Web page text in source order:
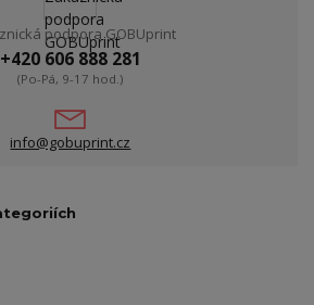
podpora GOBUprint
+420 606 888 281
(Po-Pá, 9-17 hod.)
info@gobuprint.cz